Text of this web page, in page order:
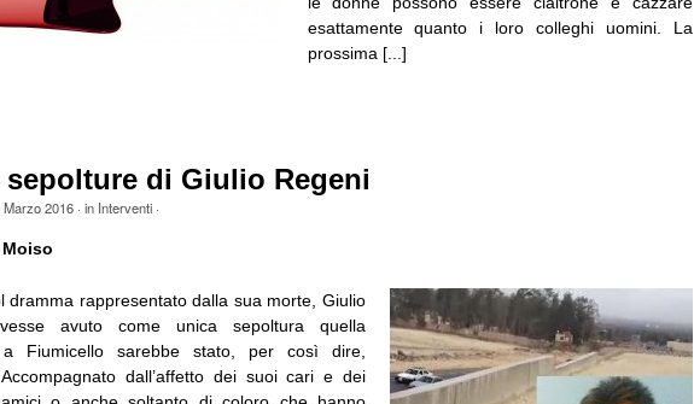
esattamente quanto i loro colleghi uomini. La
prossima [...]
sepolture di Giulio Regeni
Marzo 2016· in Interventi·
dramma rappresentato dalla sua morte, Giulio
avuto come unica sepoltura quella
a Fiumicello sarebbe stato, per così dire,
dall’affetto dei suoi cari e dei